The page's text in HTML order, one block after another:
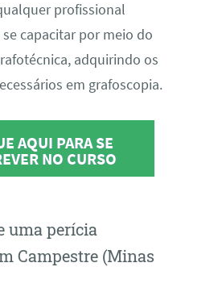
profissional
capacitar por meio do
adquirindo os
em grafoscopia.
AQUI PARA SE
NO CURSO
uma perícia
Campestre (Minas